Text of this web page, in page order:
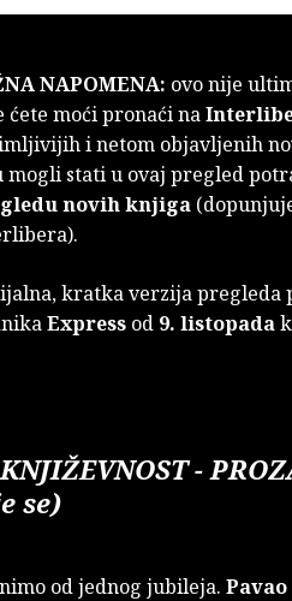
NAPOMENA: ovo nije
ćete moći pronaći na
i netom objavljenih
mogli stati u ovaj pregled
novih knjiga
kratka verzija pregleda
Express od 9. listopada
-
se)
od jednog jubileja.